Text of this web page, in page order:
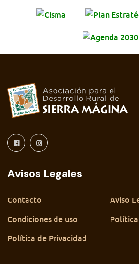
Avisos Legales
Contacto
Aviso
Condiciones de uso
Política de Privacidad